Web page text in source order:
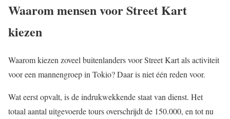
Waarom mensen voor Street Kart
kiezen
Waarom kiezen zoveel buitenlanders voor Street Kart als activiteit
voor een mannengroep in Tokio? Daar is niet één reden voor.
Wat eerst opvalt, is de indrukwekkende staat van dienst. Het
totaal aantal uitgevoerde tours overschrijdt de 150.000, en tot nu